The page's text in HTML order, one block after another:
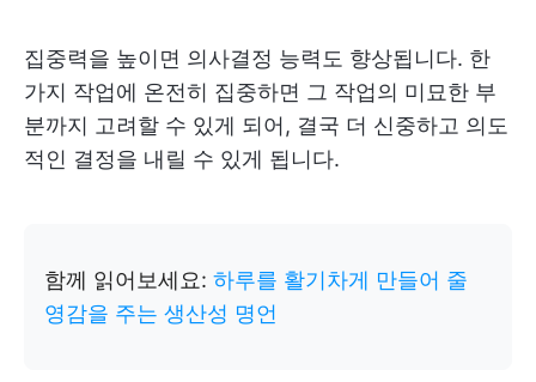
집중력을 높이면 의사결정 능력도 향상됩니다. 한
가지 작업에 온전히 집중하면 그 작업의 미묘한 부
분까지 고려할 수 있게 되어, 결국 더 신중하고 의도
적인 결정을 내릴 수 있게 됩니다.
함께 읽어보세요: 하루를 활기차게 만들어 줄
영감을 주는 생산성 명언